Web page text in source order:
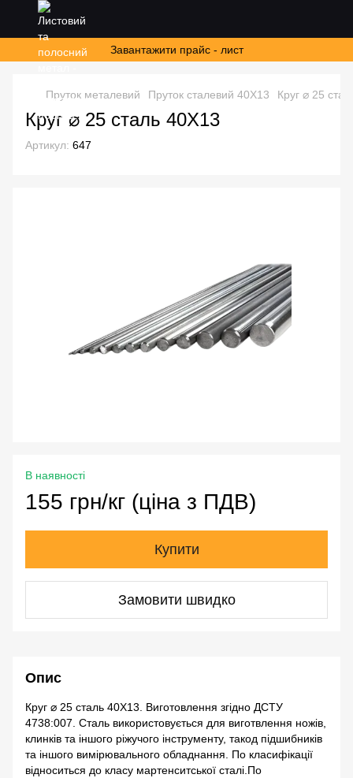
Завантажити прайс - лист
Пруток металевий Пруток сталевий 40Х13 Круг ⌀ 25
Круг ⌀ 25 сталь 40Х13
Артикул: 647
В наявності
155 грн/кг (ціна з ПДВ)
Купити
Замовити швидко
Опис
Круг ⌀ 25 сталь 40Х13. Виготовлення згідно ДСТУ
4738:007. Сталь використовується для виготвлення ножів,
клинків та іншого ріжучого інструменту, такод підшибників
та іншого вимірювального обладнання. По класифікації
відноситься до класу мартенситської сталі.По